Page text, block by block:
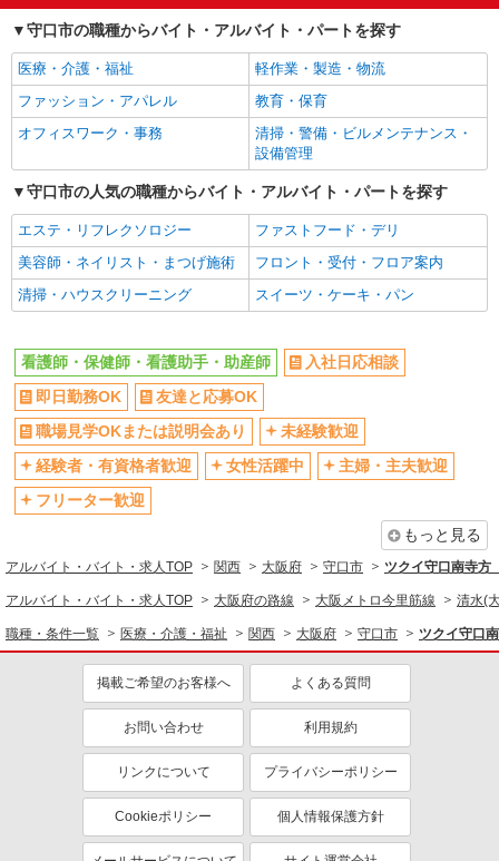
友達と応募OK
職場見学OKまたは説明会あり
未経験歓迎
経験者・有資格者歓迎
女性活躍中
主婦・主夫歓迎
フリーター歓迎
学歴不問
ブランクOK
ミドル（40代～）活躍中
エルダー（50代～）活躍中
昇給あり
禁煙・分煙
バイク通勤OK
自転車通勤OK
残業ほぼなし
副業・WワークOK
転勤なし
交通費支給
社会保険あり
ティブなど）あり
研修制度あり
社員登用あり
資格取得支援制度あり
髪型・髪色自由
髭（ひげ）OK
ネイルOK
同じ職種から求人を探す
看護師・保健師・看護助手・助産師
同じ特徴から求人を探す
未経験歓迎
ミドル（40代～）活躍中
副業・WワークOK
交通費支給
社会保険あり
産休・育休取得実績あり
守口市の職種からバイト・アルバイト・パートを探す
医療・介護・福祉
軽作業・製造・物流
ファッション・アパレル
教育・保育
オフィスワーク・事務
清掃・警備・ビルメンテナンス・
設備管理
守口市の人気の職種からバイト・アルバイト・パートを探す
エステ・リフレクソロジー
ファストフード・デリ
美容師・ネイリスト・まつげ施術
フロント・受付・フロア案内
清掃・ハウスクリーニング
スイーツ・ケーキ・パン
看護師・保健師・看護助手・助産師
入社日応相談
即日勤務OK
友達と応募OK
職場見学OKまたは説明会あり
未経験歓迎
経験者・有資格者歓迎
女性活躍中
主婦・主夫歓迎
フリーター歓迎
もっと見る
アルバイト・バイト・求人TOP 関西 大阪府 守口市 ツクイ守口南寺方
アルバイト・バイト・求人TOP 大阪府の路線 大阪メトロ今里筋線 清水(
職種・条件一覧 医療・介護・福祉 関西 大阪府 守口市 ツクイ守口
掲載ご希望のお客様へ よくある質問
お問い合わせ 利用規約
リンクについて プライバシーポリシー
Cookieポリシー 個人情報保護方針